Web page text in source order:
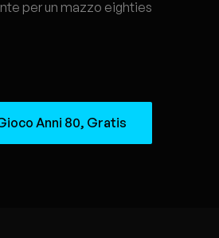
per un mazzo eighties
Anni 80, Gratis